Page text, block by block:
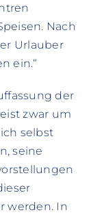
Nach
Urlauber
ein.“
der
zwar um
selbst
seine
werden. In